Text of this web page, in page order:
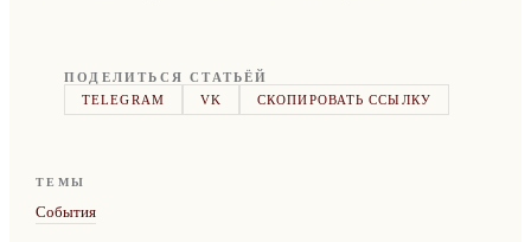
ПОДЕЛИТЬСЯ СТАТЬЁЙ
TELEGRAM
VK СКОПИРОВАТЬ ССЫЛКУ
ТЕМЫ
События